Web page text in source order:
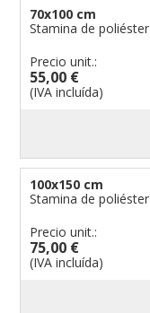
70x100 cm
Stamina de poliéster
Precio unit.:
55,00 €
(IVA incluída)
100x150 cm
Stamina de poliéster
Precio unit.:
75,00 €
(IVA incluída)